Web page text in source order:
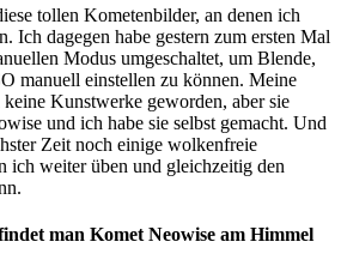
tollen Kometenbilder, an denen ich
Ich dagegen habe gestern zum ersten Mal
Modus umgeschaltet, um Blende,
manuell einstellen zu können. Meine
Kunstwerke geworden, aber sie
und ich habe sie selbst gemacht. Und
Zeit noch einige wolkenfreie
ich weiter üben und gleichzeitig den
man Komet Neowise am Himmel